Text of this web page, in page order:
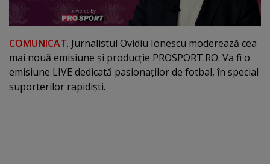
COMUNICAT. Jurnalistul Ovidiu Ionescu moderează cea
mai nouă emisiune şi producţie PROSPORT.RO. Va fi o
emisiune LIVE dedicată pasionaţilor de fotbal, în special
suporterilor rapidişti.